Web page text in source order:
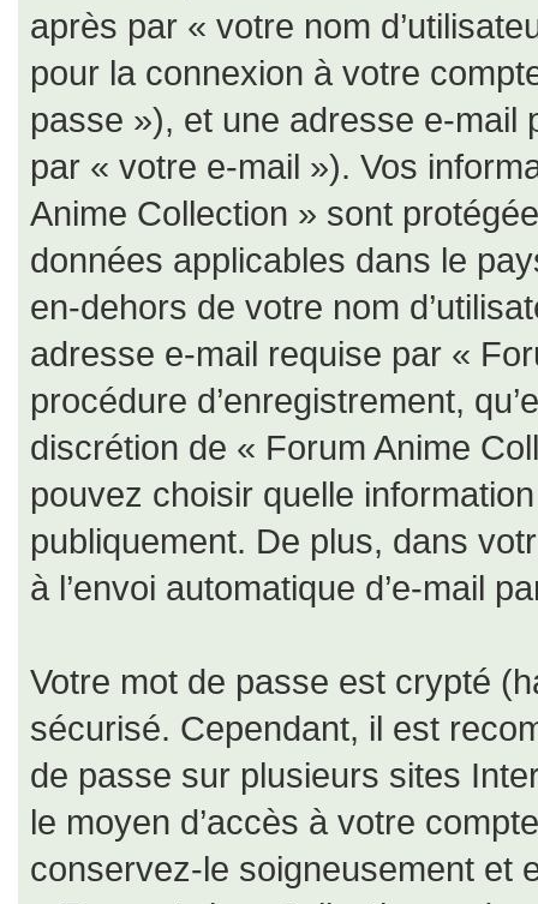
après par « votre nom
pour la connexion à votre
passe »), et une adresse e-mail
par « votre e-mail »). Vos
Anime Collection » sont
données applicables dans le
en-dehors de votre nom
adresse e-mail requise par «
procédure d’enregistrement,
discrétion de « Forum Anime
pouvez choisir quelle
publiquement. De plus, dans
à l’envoi automatique d’e-mail
Votre mot de passe est crypté
sécurisé. Cependant, il est
de passe sur plusieurs sites
le moyen d’accès à votre
conservez-le soigneusement et